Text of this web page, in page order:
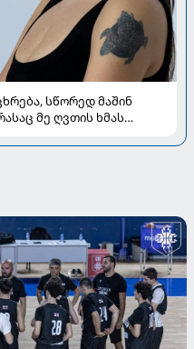
სწორედ მაშინ
მე ღვთის ხმას